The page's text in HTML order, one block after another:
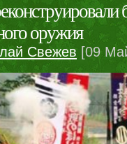
оружия
Свежев [09